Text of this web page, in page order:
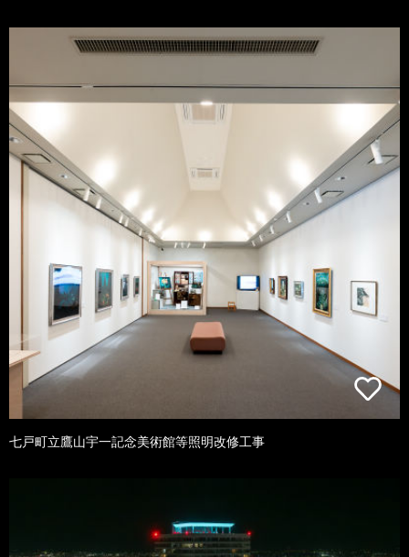
七戸町立鷹山宇一記念美術館等照明改修工事